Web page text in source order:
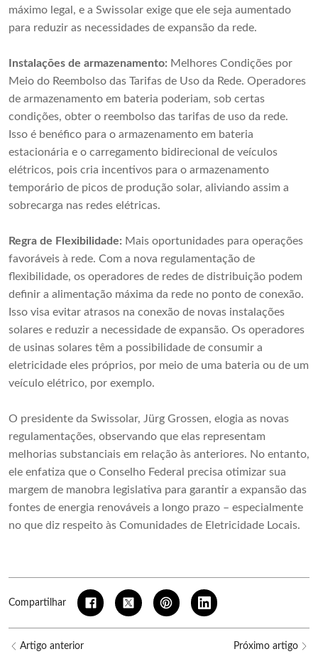
máximo legal, e a Swissolar exige que ele seja aumentado
para reduzir as necessidades de expansão da rede.
Instalações de armazenamento: Melhores Condições por
Meio do Reembolso das Tarifas de Uso da Rede. Operadores
de armazenamento em bateria poderiam, sob certas
condições, obter o reembolso das tarifas de uso da rede.
Isso é benéfico para o armazenamento em bateria
estacionária e o carregamento bidirecional de veículos
elétricos, pois cria incentivos para o armazenamento
temporário de picos de produção solar, aliviando assim a
sobrecarga nas redes elétricas.
Regra de Flexibilidade: Mais oportunidades para operações
favoráveis ​​à rede. Com a nova regulamentação de
flexibilidade, os operadores de redes de distribuição podem
definir a alimentação máxima da rede no ponto de conexão.
Isso visa evitar atrasos na conexão de novas instalações
solares e reduzir a necessidade de expansão. Os operadores
de usinas solares têm a possibilidade de consumir a
eletricidade eles próprios, por meio de uma bateria ou de um
veículo elétrico, por exemplo.
O presidente da Swissolar, Jürg Grossen, elogia as novas
regulamentações, observando que elas representam
melhorias substanciais em relação às anteriores. No entanto,
ele enfatiza que o Conselho Federal precisa otimizar sua
margem de manobra legislativa para garantir a expansão das
fontes de energia renováveis ​​a longo prazo – especialmente
no que diz respeito às Comunidades de Eletricidade Locais.
Compartilhar
Artigo anterior Próximo artigo